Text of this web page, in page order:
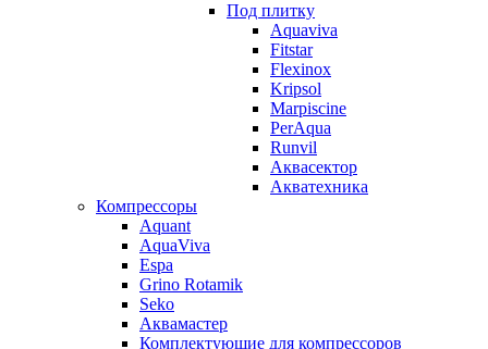
Под плитку
Aquaviva
Fitstar
Flexinox
Kripsol
Marpiscine
PerAqua
Runvil
Аквасектор
Акватехника
Компрессоры
Aquant
AquaViva
Espa
Grino Rotamik
Seko
Аквамастер
Комплектующие для компрессоров